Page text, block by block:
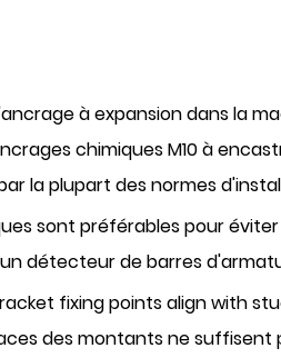
à expansion dans la
chimiques M10 à
la plupart des normes
sont préférables pour
détecteur de barres
fixing points align with
des montants ne suffisent